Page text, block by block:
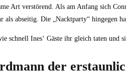
Art verstörend. Als am Anfang sich
als abseitig. Die „Nacktparty“ hingegen
schnell Ines‘ Gäste ihr gleich taten und
der